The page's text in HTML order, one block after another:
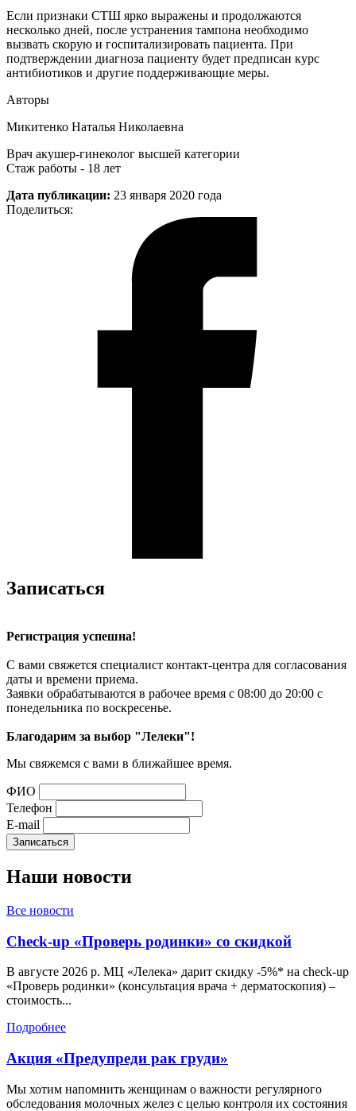
Если признаки СТШ ярко выражены и продолжаются
несколько дней, после устранения тампона необходимо
вызвать скорую и госпитализировать пациента. При
подтверждении диагноза пациенту будет предписан курс
антибиотиков и другие поддерживающие меры.
Авторы
Микитенко Наталья Николаевна
Врач акушер-гинеколог высшей категории
Стаж работы - 18 лет
Дата публикации: 23 января 2020 года
Поделиться:
Записаться
Регистрация успешна!
С вами свяжется специалист контакт-центра для согласования
даты и времени приема.
Заявки обрабатываются в рабочее время с 08:00 до 20:00 с
понедельника по воскресенье.
Благодарим за выбор "Лелеки"!
Мы свяжемся с вами в ближайшее время.
ФИО
Телефон
E-mail
Наши новости
Все новости
Check-up «Проверь родинки» со скидкой
В августе 2026 р. МЦ «Лелека» дарит скидку -5%* на check-up
«Проверь родинки» (консультация врача + дерматоскопия) –
стоимость...
Подробнее
Акция «Предупреди рак груди»
Мы хотим напомнить женщинам о важности регулярного
обследования молочных желез с целью контроля их состояния